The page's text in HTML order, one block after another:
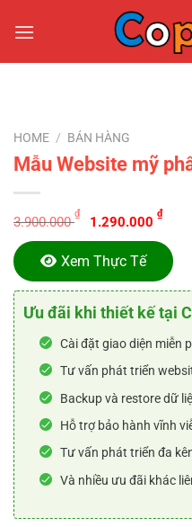
đến
HOME / BÁN HÀNG
Mẫu Website mỹ
3.900.000
₫
Original
price
was:
3.900.000
1.290.000
₫
is:
Xem Thực Tế
Ưu đãi khi thiết kế tại
Cài đặt giao diện miễn
Tư vấn phát triển
Backup và restore dữ
Hỗ trợ bảo hành vĩnh
Tư vấn phát triển đa
Và nhiều ưu đãi khác